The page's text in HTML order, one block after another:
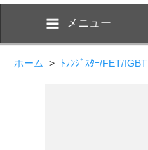
メニュー
ホーム > ﾄﾗﾝｼﾞｽﾀｰ/FET/IGBT